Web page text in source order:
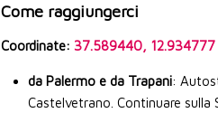
Come raggiungerci
Coordinate: 37.589440, 12.934777
da Palermo e da Trapani:
Castelvetrano. Continuare sulla